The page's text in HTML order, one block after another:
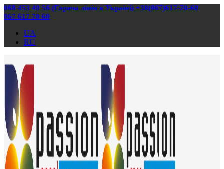
068 453 40 56 (Гаряча лінія в Україні) +38(067)617-70-60
067 617 70 60
UA
RU